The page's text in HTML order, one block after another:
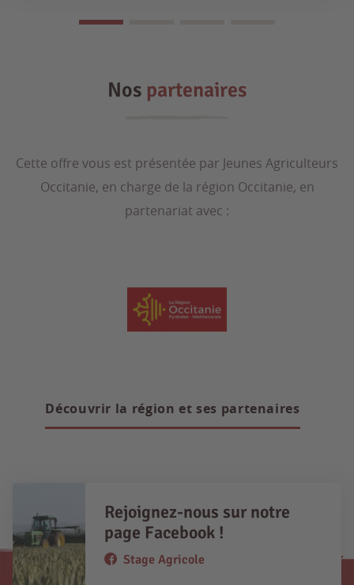
Nos partenaires
Cette offre vous est présentée par Jeunes Agriculteurs
Occitanie, en charge de la région Occitanie, en
partenariat avec :
Découvrir la région et ses partenaires
Rejoignez-nous sur notre
page Facebook !
Stage Agricole